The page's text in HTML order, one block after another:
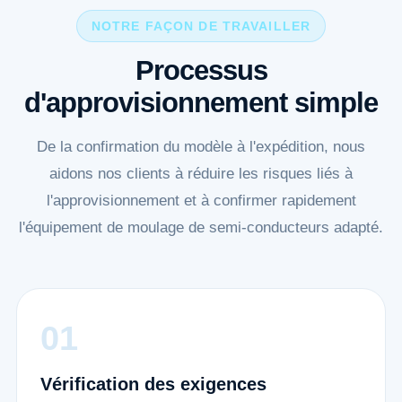
NOTRE FAÇON DE TRAVAILLER
Processus
d'approvisionnement simple
De la confirmation du modèle à l'expédition, nous
aidons nos clients à réduire les risques liés à
l'approvisionnement et à confirmer rapidement
l'équipement de moulage de semi-conducteurs adapté.
Vérification des exigences